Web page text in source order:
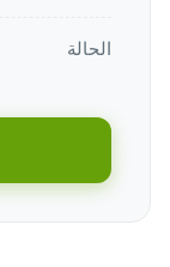
الحالة